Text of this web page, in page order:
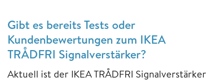
Gibt es bereits Tests oder
Kundenbewertungen zum IKEA
TRÅDFRI Signalverstärker?
Aktuell ist der IKEA TRÅDFRI Signalverstärker